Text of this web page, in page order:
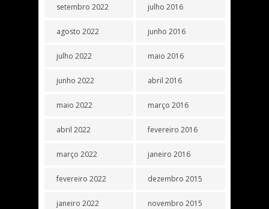
setembro 2022
agosto 2022
julho 2022
junho 2022
maio 2022
abril 2022
março 2022
fevereiro 2022
janeiro 2022
julho 2016
junho 2016
maio 2016
abril 2016
março 2016
fevereiro 2016
janeiro 2016
dezembro 2015
novembro 2015